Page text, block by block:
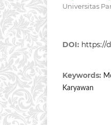
Universitas
DOI: https://
Keywords:
Karyawan